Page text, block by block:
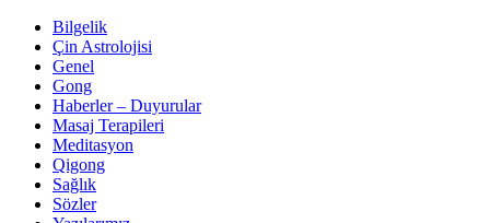
Bilgelik
Çin Astrolojisi
Genel
Gong
Haberler – Duyurular
Masaj Terapileri
Meditasyon
Qigong
Sağlık
Sözler